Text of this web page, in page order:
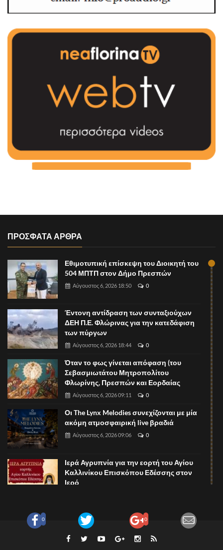
0 0
ΠΡΟΣΦΑΤΑ ΑΡΘΡΑ
Εθιμοτυπική επίσκεψη του Διοικητή του
504 ΜΠΤΠ στον Δήμο Πρεσπών
Αύγουστος 6, 2026 18:50 0
Έντονη αντίδραση των συνταξιούχων
ΔΕΗ Π.Ε. Φλώρινας για την κατεδάφιση
των πύργων
Αύγουστος 6, 2026 18:44 0
Όταν το φως γίνεται απόφαση (του
Σεβασμιωτάτου Μητροπολίτου
Φλωρίνης, Πρεσπών και Εορδαίας
Αύγουστος 6, 2026 09:11 0
Οι The Lynx Melodies συνεχίζονται με μία
ακόμη ατμοσφαιρική live βραδιά
Αύγουστος 6, 2026 09:06 0
Ιερά Αγρυπνία για την εορτή του Αγίου
Καλλινίκου Επισκόπου Εδέσσης στον
Ιερό
Pizza Night στο The Lynx Mountain Resort!
Αύγουστος 6, 2026 08:57 0